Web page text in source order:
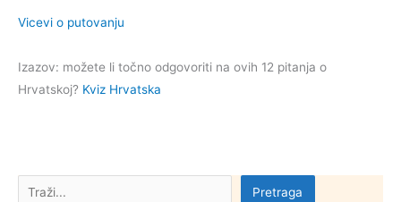
Pretraga Pretraga
Vicevi o putovanju
Izazov: možete li točno odgovoriti na ovih 12 pitanja o
Hrvatskoj? Kviz Hrvatska